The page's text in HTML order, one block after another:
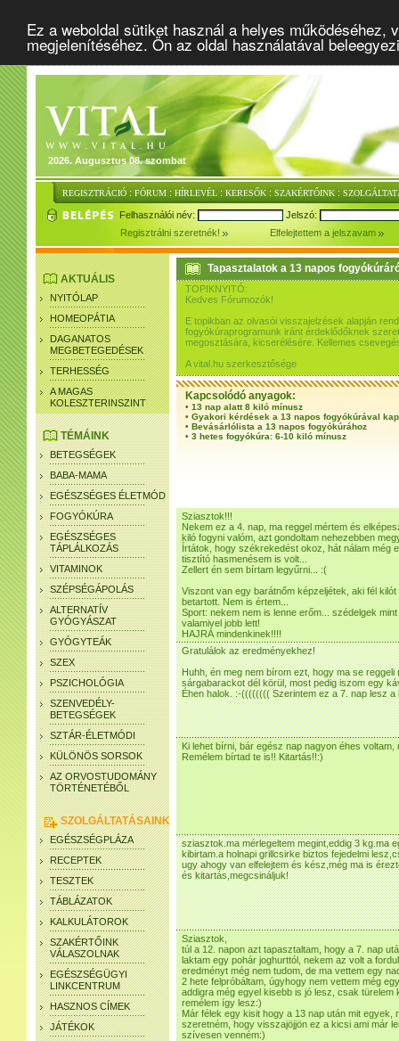
Ez a weboldal sütiket használ a helyes
megjelenítéséhez. Ön az oldal használatával
2026. Augusztus 08. szombat
REGISZTRÁCIÓ : FÓRUM : HÍRLEVÉL : KERESŐK : SZAKÉRTŐINK :
Felhasználói név:
Jelszó:
Regisztrálni szeretnék!
Elfelejtettem a jelszavam
AKTUÁLIS
NYITÓLAP
HOMEOPÁTIA
DAGANATOS
MEGBETEGEDÉSEK
TERHESSÉG
A MAGAS
KOLESZTERINSZINT
TÉMÁINK
BETEGSÉGEK
BABA-MAMA
EGÉSZSÉGES ÉLETMÓD
FOGYÓKÚRA
EGÉSZSÉGES
TÁPLÁLKOZÁS
VITAMINOK
SZÉPSÉGÁPOLÁS
ALTERNATÍV
GYÓGYÁSZAT
GYÓGYTEÁK
SZEX
PSZICHOLÓGIA
SZENVEDÉLY-
BETEGSÉGEK
SZTÁR-ÉLETMÓDI
KÜLÖNÖS SORSOK
AZ ORVOSTUDOMÁNY
TÖRTÉNETÉBŐL
SZOLGÁLTATÁSAINK
EGÉSZSÉGPLÁZA
RECEPTEK
TESZTEK
TÁBLÁZATOK
KALKULÁTOROK
SZAKÉRTŐINK
VÁLASZOLNAK
EGÉSZSÉGÜGYI
LINKCENTRUM
HASZNOS CÍMEK
JÁTÉKOK
Tapasztalatok a 13 napos
TOPIKNYITÓ:
Kedves Fórumozók!
E topikban az olvasói visszajelzések alapján
fogyókúraprogramunk iránt érdeklődőknek
megosztására, kicserélésére. Kellemes
A vital.hu szerkesztősége
Kapcsolódó anyagok:
• 13 nap alatt 8 kiló mínusz
• Gyakori kérdések a 13 napos fogyókúrával
• Bevásárlólista a 13 napos fogyókúrához
• 3 hetes fogyókúra: 6-10 kiló mínusz
Sziasztok!!!
Nekem ez a 4. nap, ma reggel mértem és
kiló fogyni valóm, azt gondoltam nehezebben
Írtátok, hogy székrekedést okoz, hát nálam még
tisztító hasmenésem is volt...
Zellert én sem bírtam legyűrni... :(
Viszont van egy barátnőm képzeljétek, aki fél
betartott. Nem is értem...
Sport: nekem nem is lenne erőm... szédelgek
valamivel jobb lett!
HAJRÁ mindenkinek!!!!
Gratulálok az eredményekhez!
Huhh, én meg nem bírom ezt, hogy ma se
sárgabarackot dél körül, most pedig iszom egy
Éhen halok. :-(((((((( Szerintem ez a 7. nap lesz a
Ki lehet bírni, bár egész nap nagyon éhes
Remélem bírtad te is!! Kitartás!!:)
sziasztok.ma mérlegeltem megint,eddig 3 kg.ma
kibirtam.a holnapi grillcsirke biztos fejedelmi
ugy ahogy van elfelejtem és kész,még ma is
és kitartás,megcsináljuk!
Sziasztok,
túl a 12. napon azt tapasztaltam, hogy a 7. nap
laktam egy pohár joghurttól, nekem az volt a
eredményt még nem tudom, de ma vettem egy
2 hete felpróbáltam, úgyhogy nem vettem még
addigra még egyel kisebb is jó lesz, csak
remélem így lesz:)
Már félek egy kisit hogy a 13 nap után mit
szeretném, hogy visszajöjjön ez a kicsi ami már
szívesen venném:)